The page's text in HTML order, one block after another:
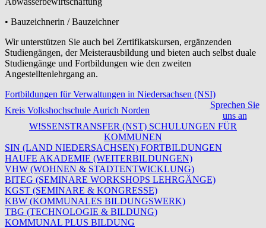
• Bauzeichnerin / Bauzeichner
Wir unterstützen Sie auch bei Zertifikatskursen, ergänzenden
Studiengängen, der Meisterausbildung und bieten auch selbst duale
Studiengänge und Fortbildungen wie den zweiten
Angestelltenlehrgang an.
Fortbildungen für Verwaltungen in Niedersachsen (NSI)
Kreis Volkshochschule Aurich Norden
Sprechen Sie
uns an
W!SSENSTRANSFER (NST) SCHULUNGEN FÜR
KOMMUNEN
SIN (LAND NIEDERSACHSEN) FORTBILDUNGEN
HAUFE AKADEMIE (WEITERBILDUNGEN)
VHW (WOHNEN & STADTENTWICKLUNG)
BITEG (SEMINARE WORKSHOPS LEHRGÄNGE)
KGST (SEMINARE & KONGRESSE)
KBW (KOMMUNALES BILDUNGSWERK)
TBG (TECHNOLOGIE & BILDUNG)
KOMMUNAL PLUS BILDUNG